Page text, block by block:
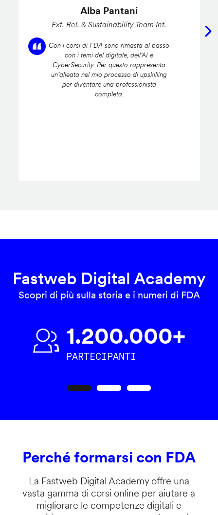
Alba Pantani
Ext. Rel. & Sustainability Team Int.
Con i corsi di FDA sono rimasta al passo
con i temi del digitale, dell’AI e
CyberSecurity. Per questo rappresenta
un’alleata nel mio processo di upskilling
per diventare una professionista
completa.
Fastweb Digital Academy
Scopri di più sulla storia e i numeri di FDA
1.200.000+
PARTECIPANTI
Perché formarsi con FDA
La Fastweb Digital Academy offre una
vasta gamma di corsi online per aiutare a
migliorare le competenze digitali e